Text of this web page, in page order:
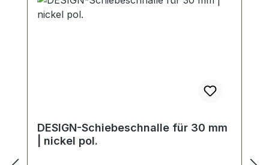
DESIGN-Schiebeschnalle für 30 mm
| nickel pol.